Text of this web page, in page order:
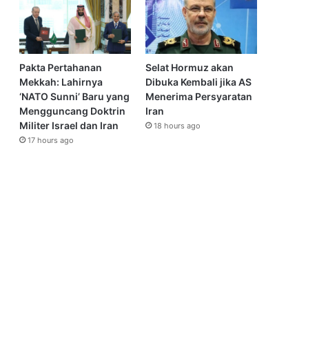
Pakta Pertahanan
Mekkah: Lahirnya
‘NATO Sunni’ Baru yang
Mengguncang Doktrin
Militer Israel dan Iran
17 hours ago
Selat Hormuz akan
Dibuka Kembali jika AS
Menerima Persyaratan
Iran
18 hours ago